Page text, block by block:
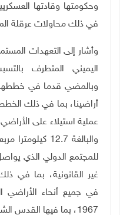
وحكومتها وقادتها
في ذلك محاولات عرقلة
وأشار إلى التعهدات
اليميني المتطرف
وبالمضي قدما في
أراضينا، بما في ذلك
والبالغة 12.7
للمجتمع الدولي الذي
غير القانونية، بما في
في جميع أنحاء الأراضي
1967، بما فيها القدس الشرقية